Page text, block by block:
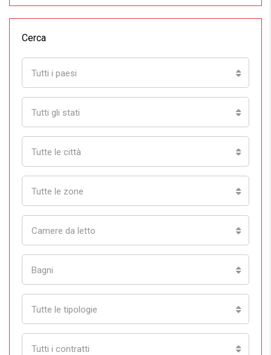
Cerca
Tutti i paesi
Tutti gli stati
Tutte le città
Tutte le zone
Camere da letto
Bagni
Tutte le tipologie
Tutti i contratti